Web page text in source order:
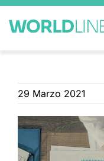
29 Marzo 2021